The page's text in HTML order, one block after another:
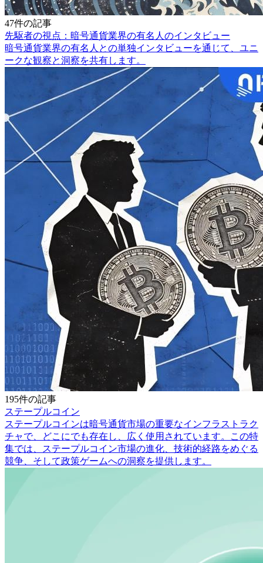
47件の記事
先駆者の視点：暗号通貨業界の有名人のインタビュー
暗号通貨業界の有名人との単独インタビューを通じて、ユニ
ークな観察と洞察を共有します。
195件の記事
ステープルコイン
ステープルコインは暗号通貨市場の重要なインフラストラク
チャで、どこにでも存在し、広く使用されています。この特
集では、ステープルコイン市場の進化、技術的経路をめぐる
競争、そして政策ゲームへの洞察を提供します。